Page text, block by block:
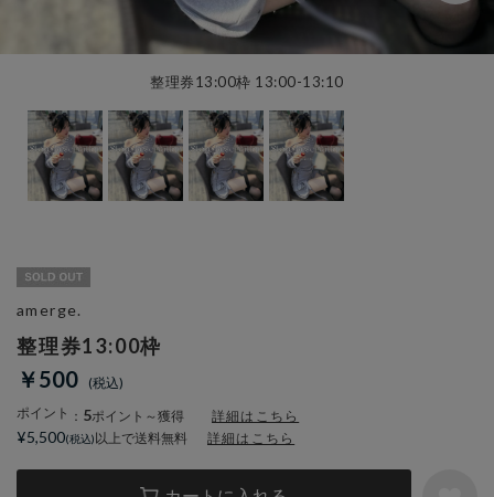
整理券13:00枠 13:00-13:10
整理券13:00枠
￥500
ポイント ： 5ポイント～獲得 詳細はこちら
amerge.
¥5,500 以上で送料無料 詳細はこちら